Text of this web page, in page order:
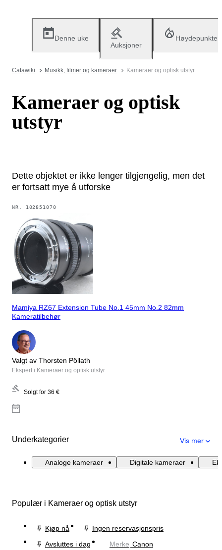
Denne uke
Auksjoner
Høydepunkter
Catawiki Musikk, filmer og kameraer Kameraer og optisk utstyr
Kameraer og optisk
utstyr
Dette objektet er ikke lenger tilgjengelig, men det
er fortsatt mye å utforske
NR. 102851070
Mamiya RZ67 Extension Tube No.1 45mm No.2 82mm
Kameratilbehør
Valgt av Thorsten Pöllath
Ekspert i Kameraer og optisk utstyr
Solgt for 36 €
Underkategorier Vis mer
Analoge kameraer Digitale kameraer
Populær i Kameraer og optisk utstyr
Kjøp nå
Ingen reservasjonspris
Avsluttes i dag
Merke Canon